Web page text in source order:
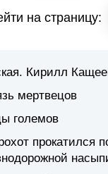
на страницу:
Кирилл
мертвецов
големов
прокатился